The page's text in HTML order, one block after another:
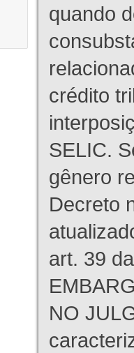
quando
crédito
SELIC.
gênero
Decreto
art. 39
NO